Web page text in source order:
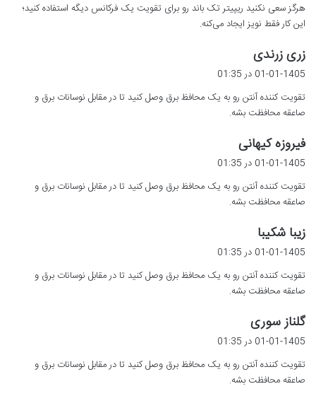
:
هرگز سعی نکنید ریپیتر تک باند رو برای تقویت یک فرکانس دیگه استفاده کنید؛
این کار فقط نویز ایجاد می‌کنه.
زری زرندی
ت
:
01-01-1405 در 01:35
تقویت کننده آنتن رو به یک محافظ برق وصل کنید تا در مقابل نوسانات برق و
صاعقه محافظت بشه.
فیروزه کیهانی
ف
:
01-01-1405 در 01:35
تقویت کننده آنتن رو به یک محافظ برق وصل کنید تا در مقابل نوسانات برق و
صاعقه محافظت بشه.
زیبا شکیبا
ف
:
01-01-1405 در 01:35
تقویت کننده آنتن رو به یک محافظ برق وصل کنید تا در مقابل نوسانات برق و
صاعقه محافظت بشه.
گلناز سوری
ت
:
01-01-1405 در 01:35
تقویت کننده آنتن رو به یک محافظ برق وصل کنید تا در مقابل نوسانات برق و
صاعقه محافظت بشه.